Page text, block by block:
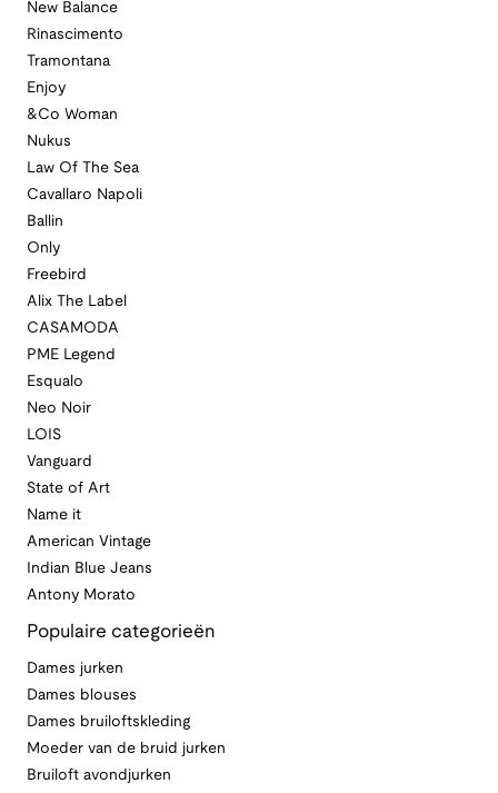
New Balance
Rinascimento
Tramontana
Enjoy
&Co Woman
Nukus
Law Of The Sea
Cavallaro Napoli
Ballin
Only
Freebird
Alix The Label
CASAMODA
PME Legend
Esqualo
Neo Noir
LOIS
Vanguard
State of Art
Name it
American Vintage
Indian Blue Jeans
Antony Morato
Populaire categorieën
Dames jurken
Dames blouses
Dames bruiloftskleding
Moeder van de bruid jurken
Bruiloft avondjurken